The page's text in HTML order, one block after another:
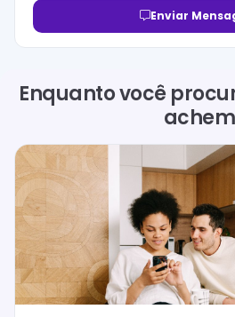
Enviar
Enquanto você
achem